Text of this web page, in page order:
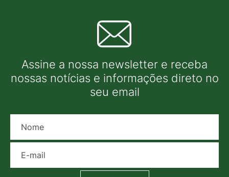
Assine a nossa newsletter e receba
nossas notícias e informações direto no
seu email